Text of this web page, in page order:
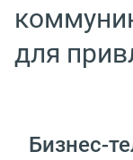
для
Бизнес-